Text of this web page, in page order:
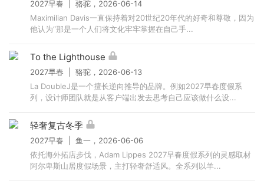
2027早春 | 骆驼，2026-06-14
Maximilian Davis一直保持着对20世纪20年代的好奇和尊敬，因为
他认为“那是一个人们将文化牢牢掌握在自己手...
To the Lighthouse
2027早春 | 骆驼，2026-06-13
La DoubleJ是一个擅长逆向推导的品牌。例如2027早春度假系
列，设计师团队就是从客户端出发去思考自己应该做什么设...
轻奢复古冬季
2027早春 | 鱼一，2026-06-06
依托海外拓店步伐，Adam Lippes 2027早春度假系列的灵感取材
阿尔卑斯山居度假场景，主打轻奢舒适风。全系列以羊...